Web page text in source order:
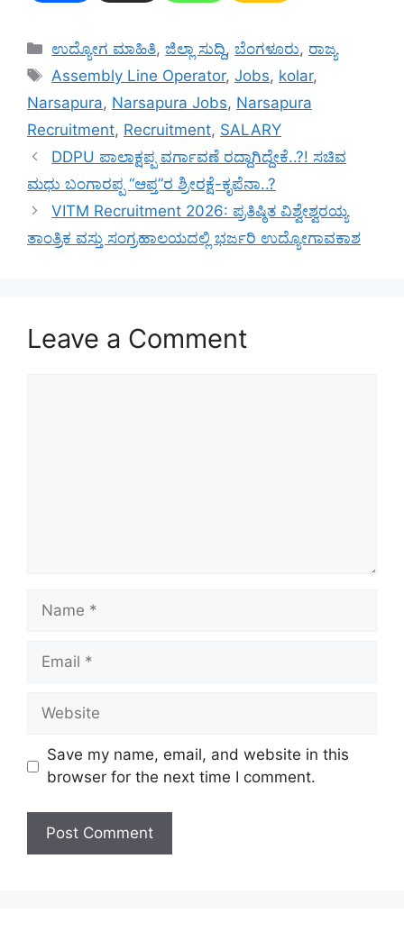
Categories
ಉದ್ಯೋಗ ಮಾಹಿತಿ,ಜಿಲ್ಲಾ ಸುದ್ದಿ,ಬೆಂಗಳೂರು, ರಾಜ್ಯ
Tags
Assembly Line Operator,Jobs, kolar,
Narsapura, Narsapura Jobs, Narsapura
Recruitment, Recruitment, SALARY
DDPU ಪಾಲಾಕ್ಷಪ್ಪ ವರ್ಗಾವಣೆ ರದ್ದಾಗಿದ್ದೇಕೆ..?! ಸಚಿವ
ಮಧು ಬಂಗಾರಪ್ಪ “ಆಪ್ತ”ರ ಶ್ರೀರಕ್ಷೆ-ಕೃಪೆನಾ..?
VITM Recruitment 2026: ಪ್ರತಿಷ್ಠಿತ ವಿಶ್ವೇಶ್ವರಯ್ಯ
ತಾಂತ್ರಿಕ ವಸ್ತು ಸಂಗ್ರಹಾಲಯದಲ್ಲಿ ಭರ್ಜರಿ ಉದ್ಯೋಗಾವಕಾಶ
Leave a Comment
Name
Email
Website
Save my name, email, and website in this
browser for the next time I comment.